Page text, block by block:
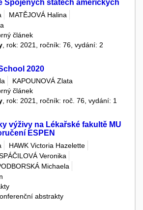
Spojených státech amerických
MATĚJOVÁ Halina
článek
, rok: 2021, ročník: 76, vydání: 2
2020
KAPOUNOVÁ Zlata
článek
, rok: 2021, ročník: roč. 76, vydání: 1
výživy na Lékařské fakultě MU
ESPEN
HAWK Victoria Hazelette
Veronika
Michaela
abstrakty